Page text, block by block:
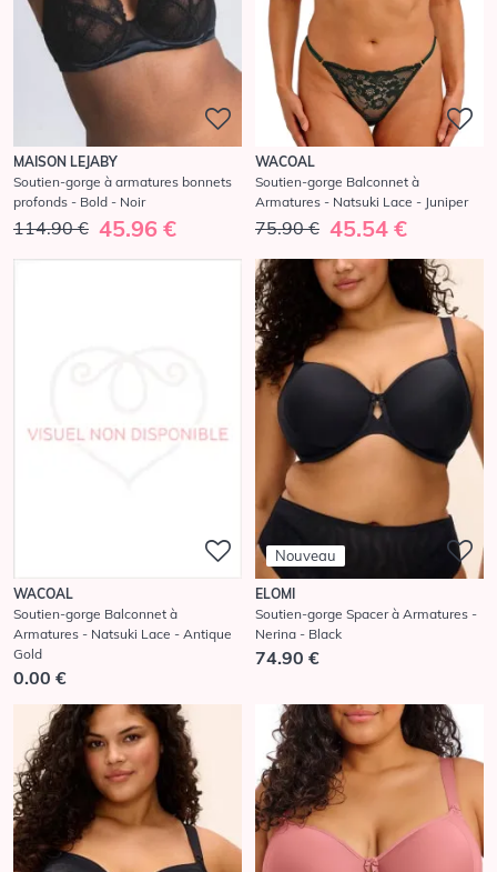
MAISON LEJABY
Soutien-gorge à armatures bonnets
profonds - Bold - Noir
114.90 € 45.96 €
WACOAL
Soutien-gorge Balconnet à
Armatures - Natsuki Lace - Juniper
75.90 € 45.54 €
WACOAL
Soutien-gorge Balconnet à
Armatures - Natsuki Lace - Antique
Gold
0.00 €
Nouveau
ELOMI
Soutien-gorge Spacer à Armatures -
Nerina - Black
74.90 €